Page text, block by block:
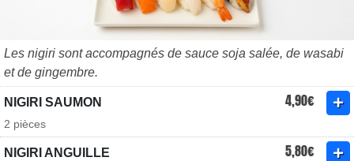
Les nigiri sont accompagnés de sauce soja salée, de wasabi
et de gingembre.
NIGIRI SAUMON 4,90€
2 pièces
NIGIRI ANGUILLE 5,80€